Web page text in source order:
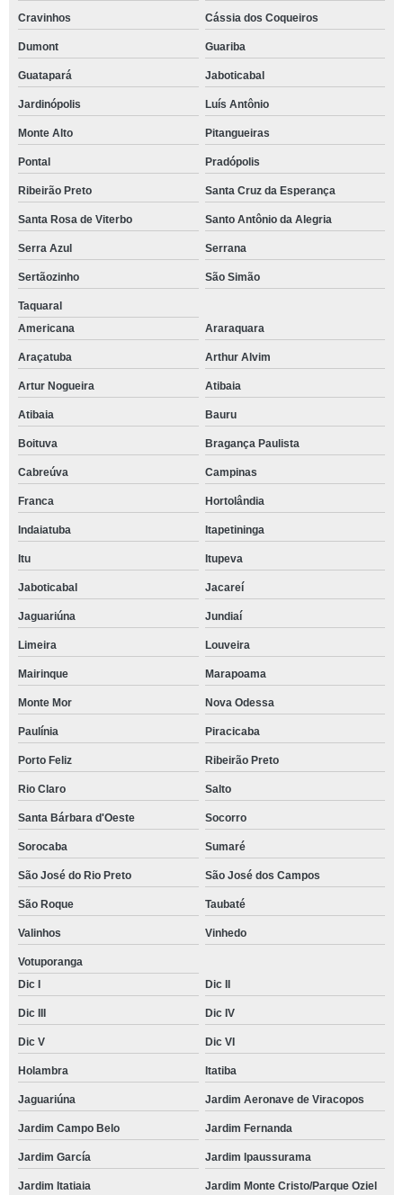
Cravinhos Cássia dos Coqueiros
Dumont Guariba
Guatapará Jaboticabal
Jardinópolis Luís Antônio
Monte Alto Pitangueiras
Pontal Pradópolis
Ribeirão Preto Santa Cruz da Esperança
Santa Rosa de Viterbo Santo Antônio da Alegria
Serra Azul Serrana
Sertãozinho São Simão
Taquaral
Americana
Araraquara
Araçatuba Arthur Alvim
Artur Nogueira Atibaia
Atibaia Bauru
Boituva Bragança Paulista
Cabreúva Campinas
Franca Hortolândia
Indaiatuba Itapetininga
Itu Itupeva
Jaboticabal Jacareí
Jaguariúna Jundiaí
Limeira Louveira
Mairinque Marapoama
Monte Mor Nova Odessa
Paulínia Piracicaba
Porto Feliz Ribeirão Preto
Rio Claro Salto
Santa Bárbara d'Oeste Socorro
Sorocaba Sumaré
São José do Rio Preto São José dos Campos
São Roque Taubaté
Valinhos Vinhedo
Votuporanga
Dic I
Dic II
Dic III Dic IV
Dic V Dic VI
Holambra Itatiba
Jaguariúna Jardim Aeronave de Viracopos
Jardim Campo Belo Jardim Fernanda
Jardim García Jardim Ipaussurama
Jardim Itatiaia Jardim Monte Cristo/Parque Oziel